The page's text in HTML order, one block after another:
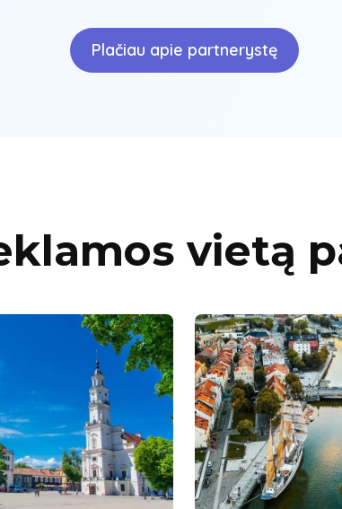
Plačiau apie partnerystę
vietą